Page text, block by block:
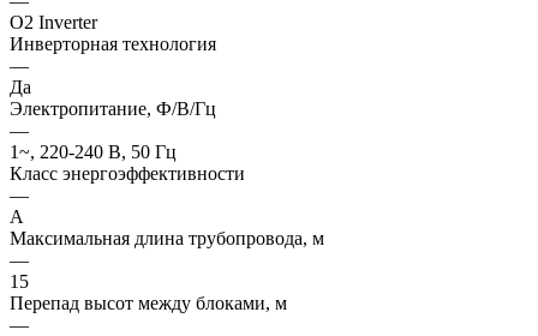
O2 Inverter
Инверторная технология
—
Да
Электропитание, Ф/В/Гц
—
1~, 220-240 В, 50 Гц
Класс энергоэффективности
—
A
Максимальная длина трубопровода, м
—
15
Перепад высот между блоками, м
—